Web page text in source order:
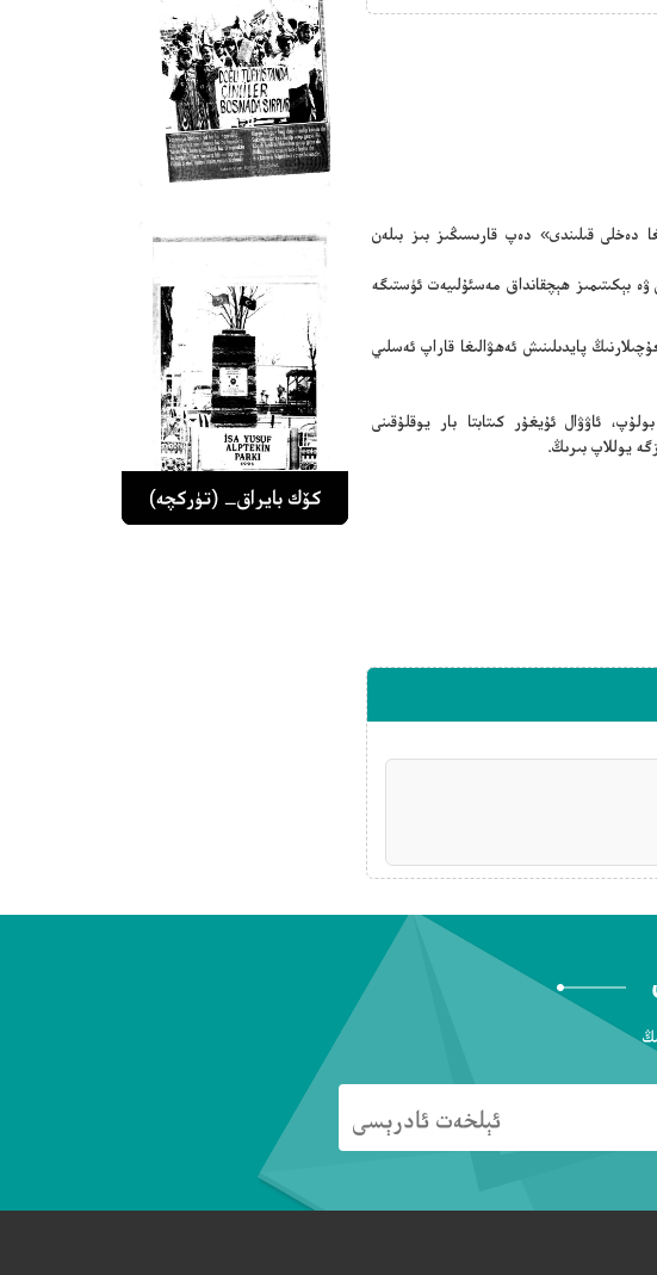
دەخلى قىلىندى» دەپ قارىسىڭىز بىز بىلەن
بېكىتىمىز ھېچقانداق مەسئۇلىيەت ئۈستىگە
پايدىلىنىش ئەھۋالىغا قاراپ ئەسلىي
ئاۋۋال ئۇيغۇر كىتابتا بار يوقلۇقىنى
يوللاپ بىرىڭ.
كۆك بايراق_ (تۈركچە)
كۆك بايراق_ (تۈركچە)
كۆك بايراق_ (تۈركچە)
كۆك بايراق_ (تۈركچە)
كۆك بايراق_ (تۈركچە)